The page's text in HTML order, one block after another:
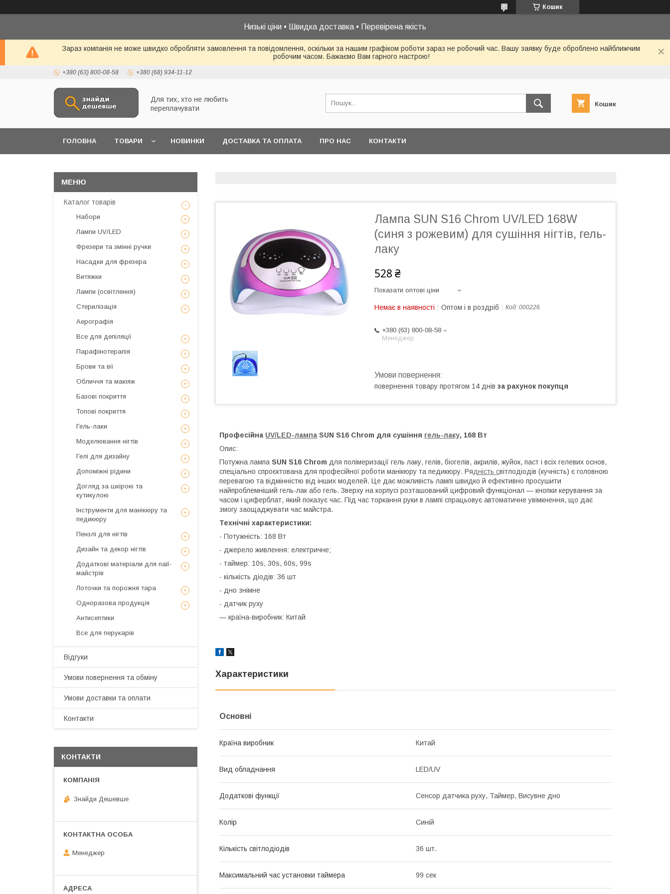
Кошик
Низькі ціни • Швидка доставка • Перевірена якість
Зараз компанія не може швидко обробляти замовлення та повідомлення, оскільки за нашим графіком роботи зараз не робочий час. Вашу заявку буде оброблено найближчим
робочим часом. Бажаємо Вам гарного настрою!
+380 (63) 800-08-58 +380 (68) 934-11-12
Для тих, хто не любить
переплачувати
Кошик
ГОЛОВНА ТОВАРИ НОВИНКИ ДОСТАВКА ТА ОПЛАТА ПРО НАС КОНТАКТИ
Лампа SUN S16 Chrom UV/LED 168W
(синя з рожевим) для сушіння нігтів, гель-
лаку
528 ₴
Показати оптові ціни
Немає в наявності Оптом і в роздріб Код: 000226
+380 (63) 800-08-58
Менеджер
повернення товару протягом 14 днів за рахунок покупця
Професійна UV/LED-лампа SUN S16 Chrom для сушіння гель-лаку, 168 Вт
Опис:
Потужна лампа SUN S16 Chrom для полімеризації гель лаку, гелів, біогелів, акрилів, жуйок, паст і всіх гелевих основ,
спеціально спроєктована для професійної роботи манікюру та педикюру. Рядність світлодіодів (кучність) є головною
перевагою та відмінністю від інших моделей. Це дає можливість лампі швидко й ефективно просушити
найпроблемніший гель-лак або гель. Зверху на корпусі розташований цифровий функціонал — кнопки керування за
часом і циферблат, який показує час. Під час торкання руки в лампі спрацьовує автоматичне увімкнення, що дає
змогу заощаджувати час майстра.
Технічні характеристики:
- Потужність: 168 Вт
- джерело живлення: електричне;
- таймер: 10s, 30s, 60s, 99s
- кількість діодів: 36 шт
- дно знімне
- датчик руху
— країна-виробник: Китай
Характеристики
Основні
Країна виробник Китай
Вид обладнання LED/UV
Додаткові функції Сенсор датчика руху, Таймер, Висувне дно
Колір Синій
Кількість світлодіодів 36 шт.
Максимальний час установки таймера 99 сек
Каталог товарів
Набори
Лампи UV/LED
Фрезери та змінні ручки
Насадки для фрезера
Витяжки
Лампи (освітлення)
Стерилізація
Аерографія
Все для депіляції
Парафінотерапія
Брови та вії
Обличчя та макіяж
Базові покриття
Топові покриття
Гель-лаки
Моделювання нігтів
Гелі для дизайну
Допоміжні рідини
Догляд за шкірою та
кутикулою
Інструменти для манікюру та
педикюру
Пензлі для нігтів
Дизайн та декор нігтів
Додаткові матеріали для nail-
майстрів
Лоточки та порожня тара
Одноразова продукція
Антисептики
Все для перукарів
Відгуки
Умови повернення та обміну
Умови доставки та оплати
Контакти
КОНТАКТИ
Знайди Дешевше
Менеджер